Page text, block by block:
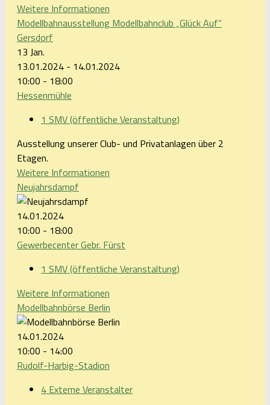
Weitere Informationen
Modellbahnausstellung Modellbahnclub „Glück Auf“
Gersdorf
13 Jan.
13.01.2024 - 14.01.2024
10:00 - 18:00
Hessenmühle
1 SMV (öffentliche Veranstaltung)
Ausstellung unserer Club- und Privatanlagen über 2
Etagen.
Weitere Informationen
Neujahrsdampf
14.01.2024
10:00 - 18:00
Gewerbecenter Gebr. Fürst
1 SMV (öffentliche Veranstaltung)
Weitere Informationen
Modellbahnbörse Berlin
14.01.2024
10:00 - 14:00
Rudolf-Harbig-Stadion
4 Externe Veranstalter